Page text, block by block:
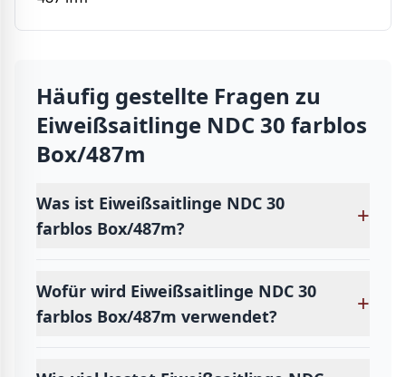
Häufig gestellte Fragen zu
Eiweißsaitlinge NDC 30 farblos
Box/487m
Was ist Eiweißsaitlinge NDC 30
farblos Box/487m?
+
Wofür wird Eiweißsaitlinge NDC 30
farblos Box/487m verwendet?
+